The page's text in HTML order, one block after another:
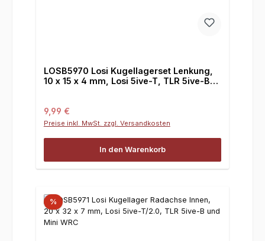
LOSB5970 Losi Kugellagerset Lenkung,
10 x 15 x 4 mm, Losi 5ive-T, TLR 5ive-B
Regulärer Preis:
9,99 €
Preise inkl. MwSt. zzgl. Versandkosten
In den Warenkorb
%